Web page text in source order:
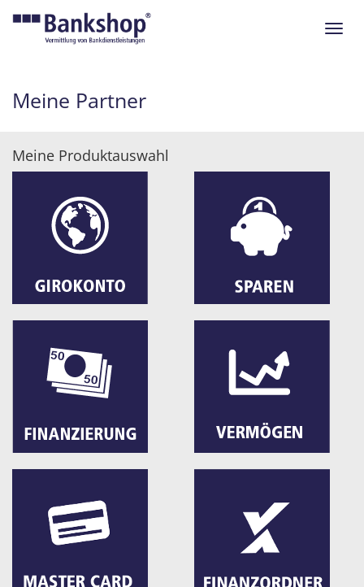
Meine Partner
Meine Produktauswahl